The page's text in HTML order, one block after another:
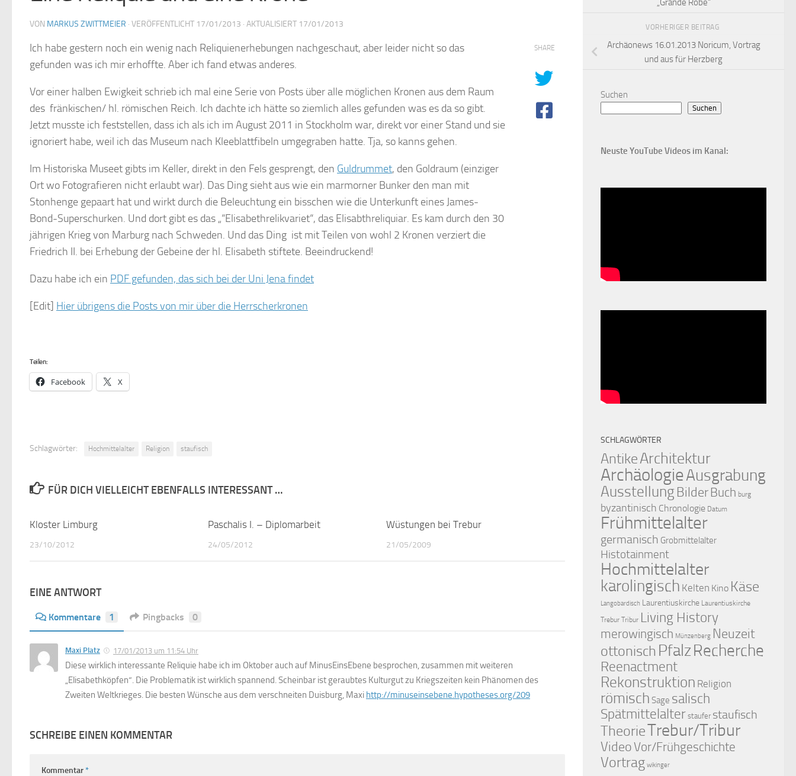
VON MARKUS ZWITTMEIER · VERÖFFENTLICHT 17/01/2013 · AKTUALISIERT 17/01/2013
Ich habe gestern noch ein wenig nach Reliquienerhebungen nachgeschaut, aber leider nicht so das
gefunden was ich mir erhoffte. Aber ich fand etwas anderes.
Vor einer halben Ewigkeit schrieb ich mal eine Serie von Posts über alle möglichen Kronen aus dem Raum
des fränkischen/ hl. römischen Reich. Ich dachte ich hätte so ziemlich alles gefunden was es da so gibt.
Jetzt musste ich feststellen, dass ich als ich im August 2011 in Stockholm war, direkt vor einer Stand und sie
ignoriert habe, weil ich das Museum nach Kleeblattfibeln umgegraben hatte. Tja, so kanns gehen.
Im Historiska Museet gibts im Keller, direkt in den Fels gesprengt, den Guldrummet, den Goldraum (einziger
Ort wo Fotografieren nicht erlaubt war). Das Ding sieht aus wie ein marmorner Bunker den man mit
Stonhenge gepaart hat und wirkt durch die Beleuchtung ein bisschen wie die Unterkunft eines James-
Bond-Superschurken. Und dort gibt es das „“Elisabethrelikvariet“, das Elisabthreliquiar. Es kam durch den 30
jährigen Krieg von Marburg nach Schweden. Und das Ding ist mit Teilen von wohl 2 Kronen verziert die
Friedrich II. bei Erhebung der Gebeine der hl. Elisabeth stiftete. Beeindruckend!
Dazu habe ich ein PDF gefunden, das sich bei der Uni Jena findet
[Edit] Hier übrigens die Posts von mir über die Herrscherkronen
Teilen:
Facebook X
SHARE
Schlagwörter: Hochmittelalter Religion staufisch
FÜR DICH VIELLEICHT EBENFALLS INTERESSANT …
Kloster Limburg
23/10/2012
Paschalis I. – Diplomarbeit
24/05/2012
Wüstungen bei Trebur
21/05/2009
EINE ANTWORT
Kommentare 1 Pingbacks 0
Maxi Platz 17/01/2013 um 11:54 Uhr
Diese wirklich interessante Reliquie habe ich im Oktober auch auf MinusEinsEbene besprochen, zusammen mit weiteren
„Elisabethköpfen“. Die Problematik ist wirklich spannend. Scheinbar ist geraubtes Kulturgut zu Kriegszeiten kein Phänomen des
Zweiten Weltkrieges. Die besten Wünsche aus dem verschneiten Duisburg, Maxi http://minuseinsebene.hypotheses.org/209
SCHREIBE EINEN KOMMENTAR
Kommentar*
„Grande Robe“
VORHERIGER BEITRAG
Archäonews 16.01.2013 Noricum, Vortrag
und aus für Herzberg
Suchen
Suchen
Neuste YouTube Videos im Kanal:
SCHLAGWÖRTER
AntikeArchitektur
ArchäologieAusgrabung
AusstellungBilder Buch burg
byzantinisch Chronologie Datum
Frühmittelalter
germanisch Grobmittelalter
Histotainment
Hochmittelalter
karolingisch Kelten Kino Käse
Langobardisch Laurentiuskirche Laurentiuskirche
Trebur Tribur Living History
merowingisch Münzenberg Neuzeit
ottonisch PfalzRecherche
Reenactment
Rekonstruktion Religion
römisch Sage salisch
Spätmittelalter staufer staufisch
TheorieTrebur/Tribur
VideoVor/Frühgeschichte
Vortrag wikinger